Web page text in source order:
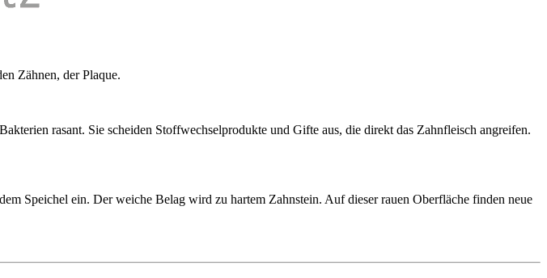
Zähnen, der Plaque.
rasant. Sie scheiden Stoffwechselprodukte und Gifte aus, die direkt das Zahnfleisch angreifen.
Speichel ein. Der weiche Belag wird zu hartem Zahnstein. Auf dieser rauen Oberfläche finden neue